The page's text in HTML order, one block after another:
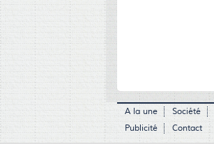
A la une Société
Publicité
Contact